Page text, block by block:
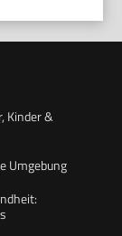
Kinder &
Umgebung